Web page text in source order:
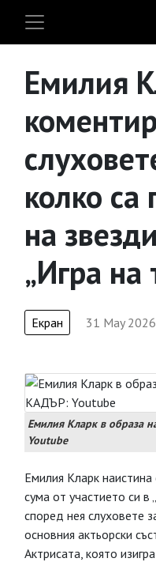
Емилия
колко
на
„Игра на
Екран 31 May 2026
Емилия Кларк в образа
Youtube
Емилия Кларк
сума от участието си в
според нея слуховете
основния актьорски
Актрисата, която